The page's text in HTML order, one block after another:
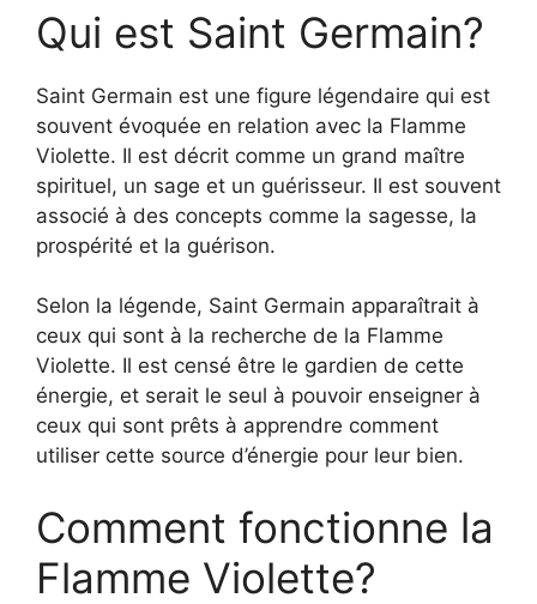
Qui est Saint Germain?
Saint Germain est une figure légendaire qui est
souvent évoquée en relation avec la Flamme
Violette. Il est décrit comme un grand maître
spirituel, un sage et un guérisseur. Il est souvent
associé à des concepts comme la sagesse, la
prospérité et la guérison.
Selon la légende, Saint Germain apparaîtrait à
ceux qui sont à la recherche de la Flamme
Violette. Il est censé être le gardien de cette
énergie, et serait le seul à pouvoir enseigner à
ceux qui sont prêts à apprendre comment
utiliser cette source d’énergie pour leur bien.
Comment fonctionne la
Flamme Violette?